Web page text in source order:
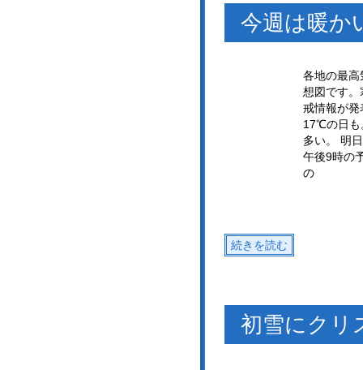
今週は暖か
各地の最高
想図です。
戒情報が発
17℃の日も
多い。 明
午後9時の
の
続きを読む
初雪にクリ